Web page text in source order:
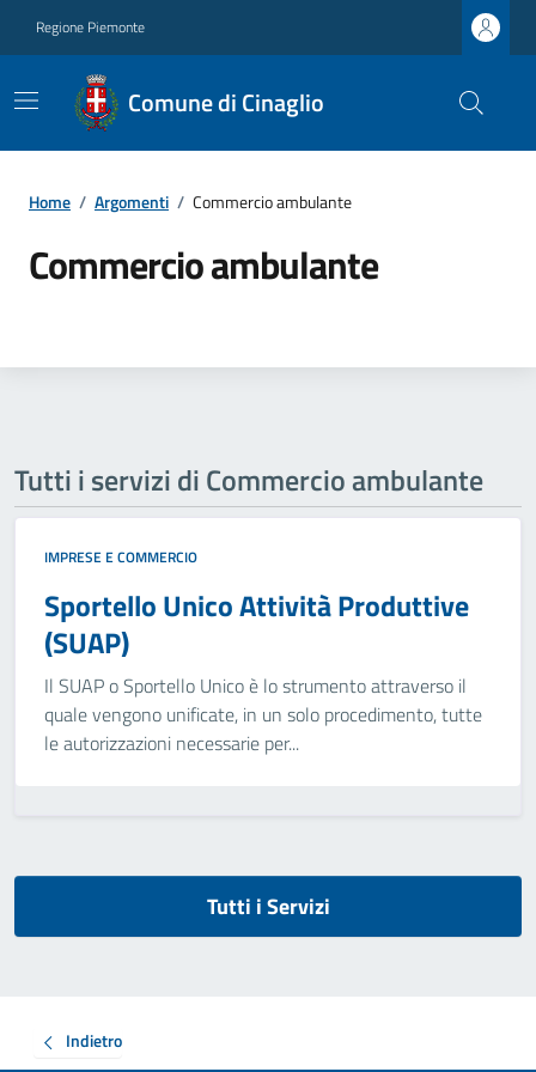
Regione Piemonte
Comune di Cinaglio
Home / Argomenti / Commercio ambulante
Commercio ambulante
Tutti i servizi di Commercio ambulante
IMPRESE E COMMERCIO
Sportello Unico Attività Produttive
(SUAP)
Il SUAP o Sportello Unico è lo strumento attraverso il
quale vengono unificate, in un solo procedimento, tutte
le autorizzazioni necessarie per...
Tutti i Servizi
Indietro